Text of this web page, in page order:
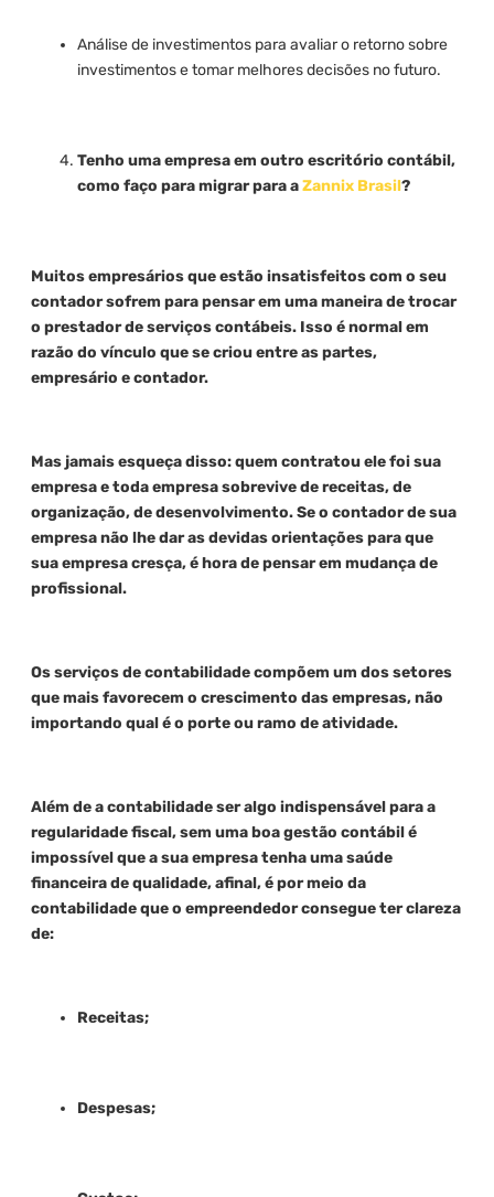
Análise de investimentos para avaliar o retorno sobre
investimentos e tomar melhores decisões no futuro.
Tenho uma empresa em outro escritório contábil,
como faço para migrar para aZannix Brasil?
Muitos empresários que estão insatisfeitos com o seu
contador sofrem para pensar em uma maneira de trocar
o prestador de serviços contábeis. Isso é normal em
razão do vínculo que se criou entre as partes,
empresário e contador.
Mas jamais esqueça disso: quem contratou ele foi sua
empresa e toda empresa sobrevive de receitas, de
organização, de desenvolvimento. Se o contador de sua
empresa não lhe dar as devidas orientações para que
sua empresa cresça, é hora de pensar em mudança de
profissional.
Os serviços de contabilidade compõem um dos setores
que mais favorecem o crescimento das empresas, não
importando qual é o porte ou ramo de atividade.
Além de a contabilidade ser algo indispensável para a
regularidade fiscal, sem uma boa gestão contábil é
impossível que a sua empresa tenha uma saúde
financeira de qualidade, afinal, é por meio da
contabilidade que o empreendedor consegue ter clareza
de:
Receitas;
Despesas;